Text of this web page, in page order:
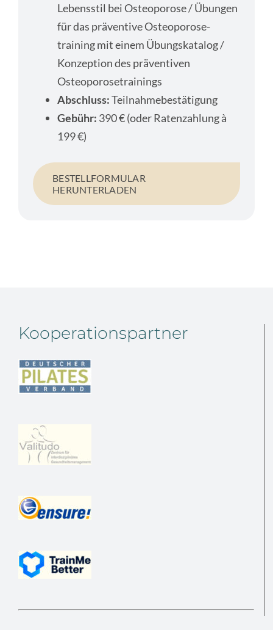
Lebensstil bei Osteoporose / Übungen
für das präventive Osteoporose-
training mit einem Übungskatalog /
Konzeption des präventiven
Osteoporosetrainings
Abschluss:Teilnahmebestätigung
Gebühr: 390 € (oder Ratenzahlung à
199 €)
BESTELLFORMULAR
HERUNTERLADEN
Kooperationspartner